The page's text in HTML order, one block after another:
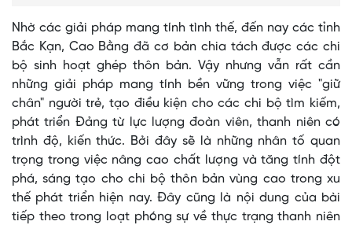
Nhờ các giải pháp mang tính tình thế, đến nay các tỉnh
Bắc Kạn, Cao Bằng đã cơ bản chia tách được các chi
bộ sinh hoạt ghép thôn bản. Vậy nhưng vẫn rất cần
những giải pháp mang tính bền vững trong việc "giữ
chân" người trẻ, tạo điều kiện cho các chi bộ tìm kiếm,
phát triển Đảng từ lực lượng đoàn viên, thanh niên có
trình độ, kiến thức. Bởi đây sẽ là những nhân tố quan
trọng trong việc nâng cao chất lượng và tăng tính đột
phá, sáng tạo cho chi bộ thôn bản vùng cao trong xu
thế phát triển hiện nay. Đây cũng là nội dung của bài
tiếp theo trong loạt phóng sự về thực trạng thanh niên